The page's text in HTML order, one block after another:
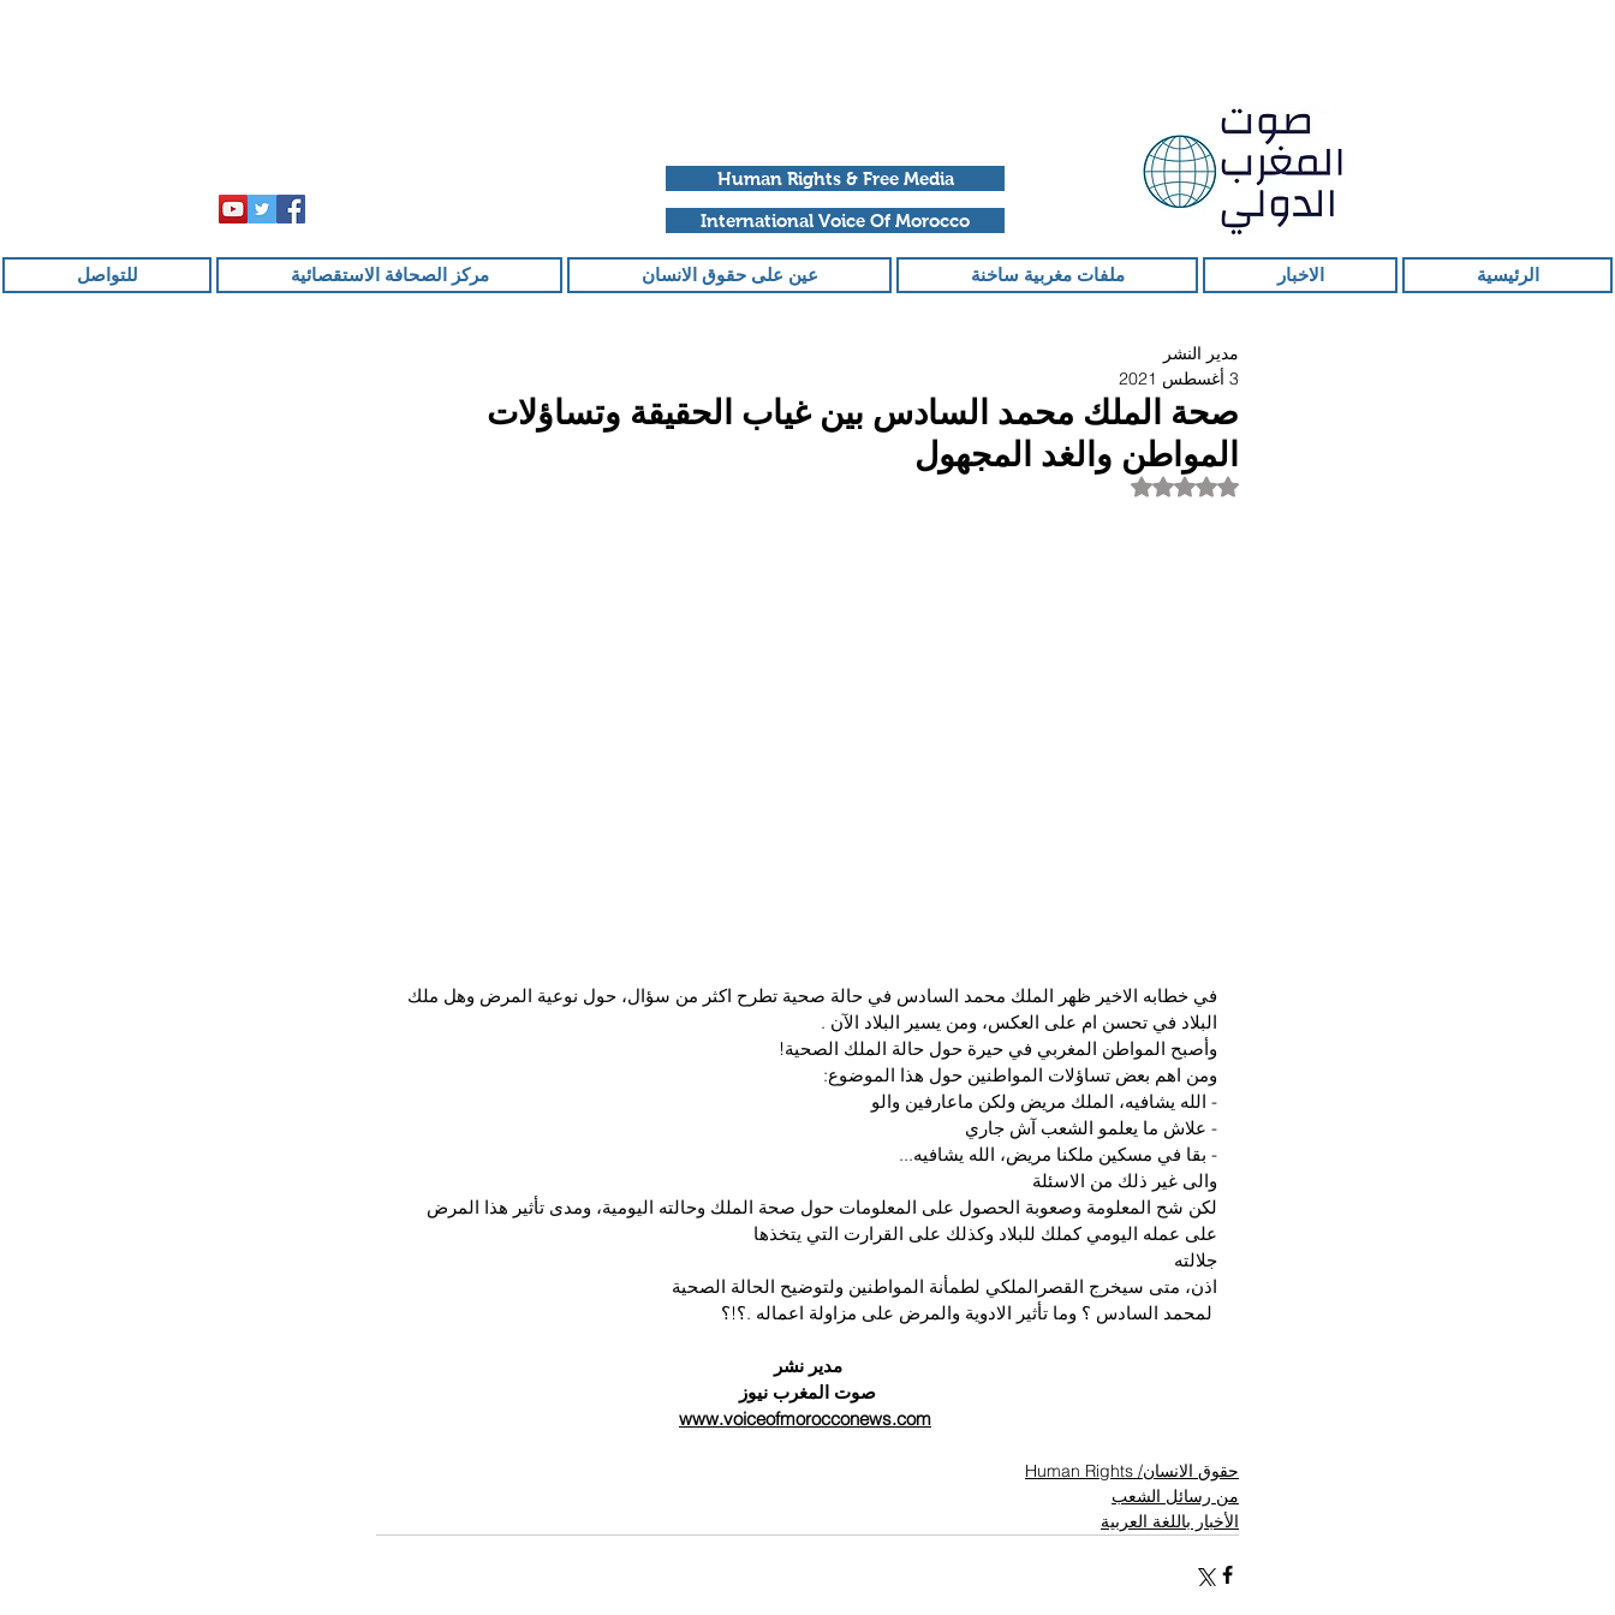
Human Rights & Free Media
International Voice Of Morocco
الرئيسية الاخبار ملفات مغربية ساخنة عين على حقوق الانسان مركز الصحافة الاستقصائية للتواصل
صحة الملك محمد السادس بين غياب الحقيقة وتساؤلات
المواطن والغد المجهول
مدير النشر
3 أغسطس 2021
تم التقييم بـ ليس رقمًا من أصل 5 نجوم.
في خطابه الاخير ظهر الملك محمد السادس في حالة صحية تطرح اكثر من سؤال، حول نوعية المرض وهل ملك
البلاد في تحسن ام على العكس، ومن يسير البلاد الآن .
وأصبح المواطن المغربي في حيرة حول حالة الملك الصحية!
ومن اهم بعض تساؤلات المواطنين حول هذا الموضوع:
- الله يشافيه، الملك مريض ولكن ماعارفين والو
- علاش ما يعلمو الشعب آش جاري
- بقا في مسكين ملكنا مريض، الله يشافيه...
والى غير ذلك من الاسئلة
لكن شح المعلومة وصعوبة الحصول على المعلومات حول صحة الملك وحالته اليومية، ومدى تأثير هذا المرض
على عمله اليومي كملك للبلاد وكذلك على القرارت التي يتخذها
جلالته
اذن، متى سيخرج القصرالملكي لطمأنة المواطنين ولتوضيح الحالة الصحية
مدير نشر
صوت المغرب نيوز
www.voiceofmorocconews.com
حقوق الانسان/ Human Rights
من رسائل الشعب
الأخبار باللغة العربية